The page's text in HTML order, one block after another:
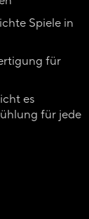
Spiele in
für
es
für jede